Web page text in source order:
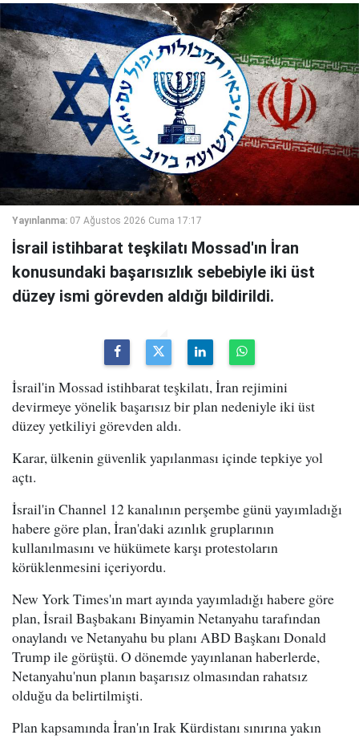
Yayınlanma: 07 Ağustos 2026 Cuma 17:17
İsrail istihbarat teşkilatı Mossad'ın İran
konusundaki başarısızlık sebebiyle iki üst
düzey ismi görevden aldığı bildirildi.
İsrail'in Mossad istihbarat teşkilatı, İran rejimini
devirmeye yönelik başarısız bir plan nedeniyle iki üst
düzey yetkiliyi görevden aldı.
Karar, ülkenin güvenlik yapılanması içinde tepkiye yol
açtı.
İsrail'in Channel 12 kanalının perşembe günü yayımladığı
habere göre plan, İran'daki azınlık gruplarının
kullanılmasını ve hükümete karşı protestoların
körüklenmesini içeriyordu.
New York Times'ın mart ayında yayımladığı habere göre
plan, İsrail Başbakanı Binyamin Netanyahu tarafından
onaylandı ve Netanyahu bu planı ABD Başkanı Donald
Trump ile görüştü. O dönemde yayınlanan haberlerde,
Netanyahu'nun planın başarısız olmasından rahatsız
olduğu da belirtilmişti.
Plan kapsamında İran'ın Irak Kürdistanı sınırına yakın